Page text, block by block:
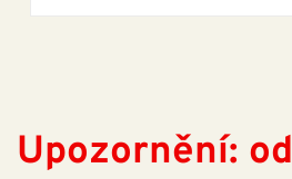
Upozornění: od